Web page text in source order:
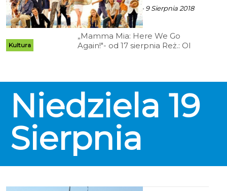
Kultura
ekoszalin za CK 105 - 9 Sierpnia 2018
godz. 14:16
„Mamma Mia: Here We Go
Again!"- od 17 sierpnia Reż.: Ol
114 min.
Niedziela 19
Sierpnia